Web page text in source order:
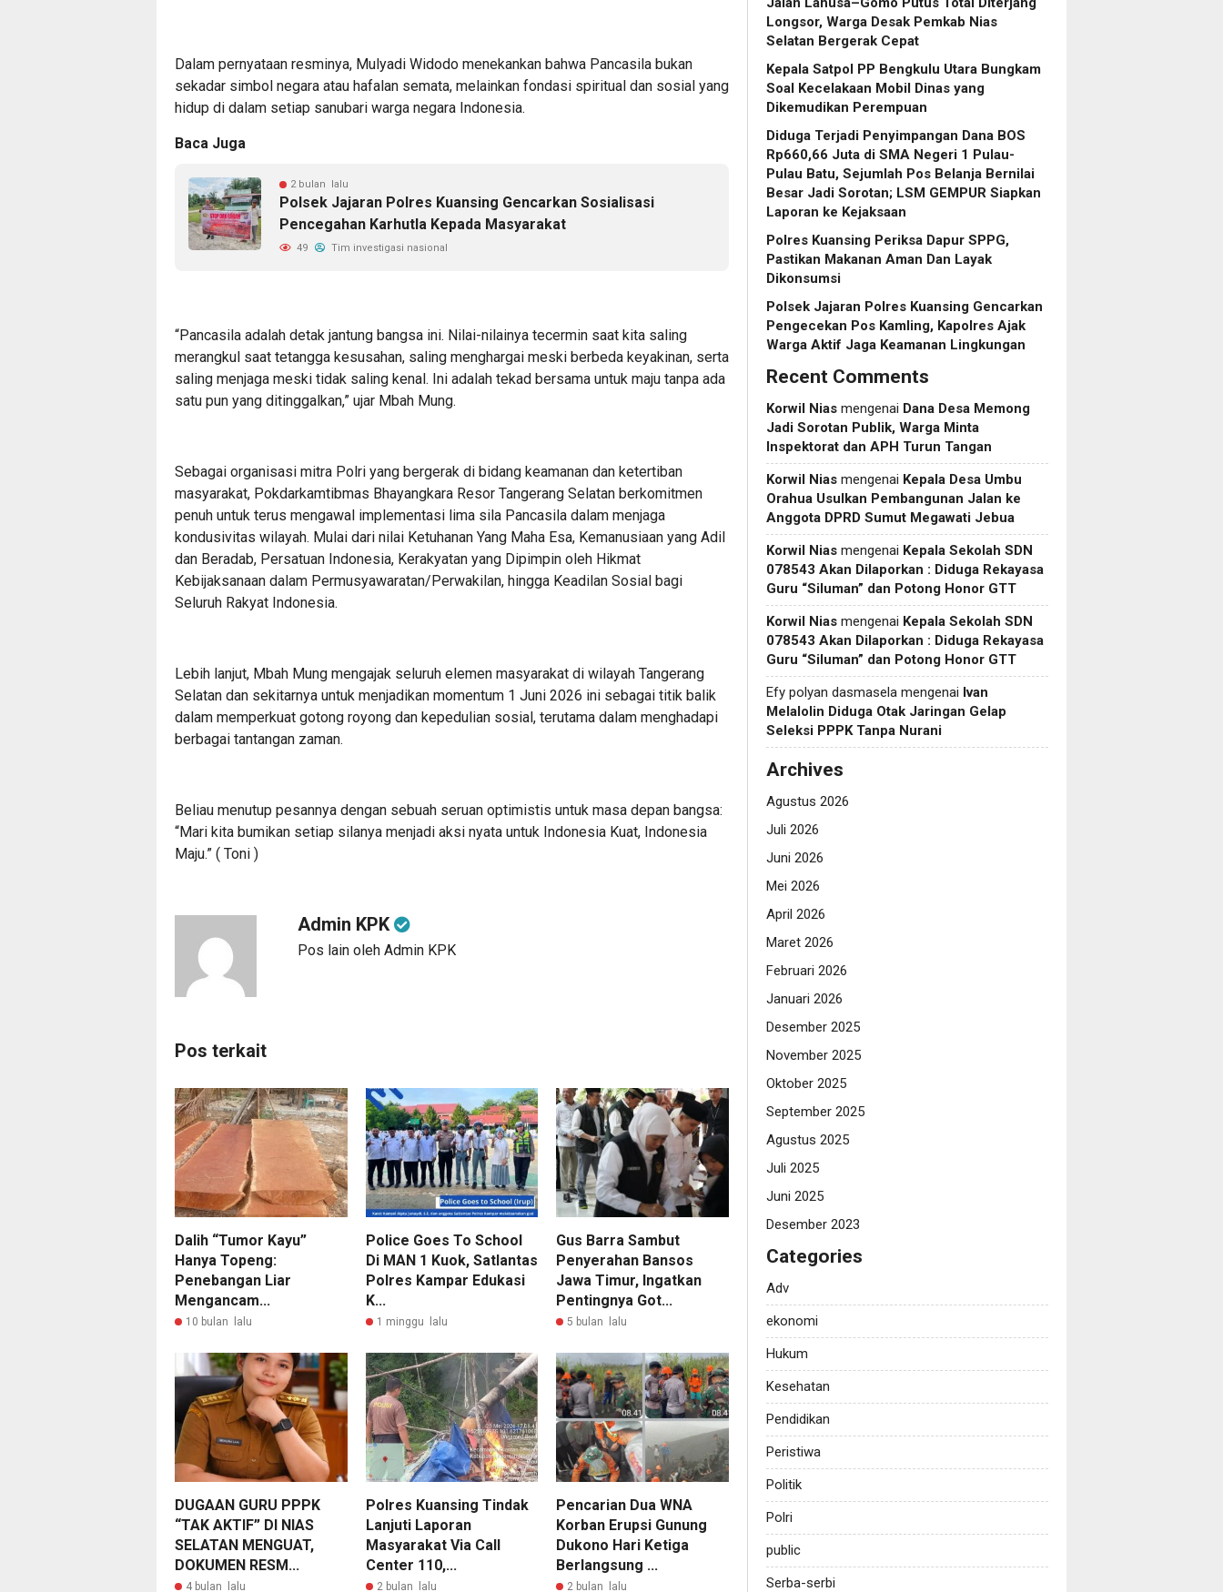
Dalam pernyataan resminya, Mulyadi Widodo menekankan bahwa Pancasila bukan
sekadar simbol negara atau hafalan semata, melainkan fondasi spiritual dan sosial yang
hidup di dalam setiap sanubari warga negara Indonesia.
Baca Juga
2 bulan lalu
Polsek Jajaran Polres Kuansing Gencarkan Sosialisasi
Pencegahan Karhutla Kepada Masyarakat
49 Tim investigasi nasional
“Pancasila adalah detak jantung bangsa ini. Nilai-nilainya tecermin saat kita saling
merangkul saat tetangga kesusahan, saling menghargai meski berbeda keyakinan, serta
saling menjaga meski tidak saling kenal. Ini adalah tekad bersama untuk maju tanpa ada
satu pun yang ditinggalkan,” ujar Mbah Mung.
Sebagai organisasi mitra Polri yang bergerak di bidang keamanan dan ketertiban
masyarakat, Pokdarkamtibmas Bhayangkara Resor Tangerang Selatan berkomitmen
penuh untuk terus mengawal implementasi lima sila Pancasila dalam menjaga
kondusivitas wilayah. Mulai dari nilai Ketuhanan Yang Maha Esa, Kemanusiaan yang Adil
dan Beradab, Persatuan Indonesia, Kerakyatan yang Dipimpin oleh Hikmat
Kebijaksanaan dalam Permusyawaratan/Perwakilan, hingga Keadilan Sosial bagi
Seluruh Rakyat Indonesia.
Lebih lanjut, Mbah Mung mengajak seluruh elemen masyarakat di wilayah Tangerang
Selatan dan sekitarnya untuk menjadikan momentum 1 Juni 2026 ini sebagai titik balik
dalam memperkuat gotong royong dan kepedulian sosial, terutama dalam menghadapi
berbagai tantangan zaman.
Beliau menutup pesannya dengan sebuah seruan optimistis untuk masa depan bangsa:
“Mari kita bumikan setiap silanya menjadi aksi nyata untuk Indonesia Kuat, Indonesia
Maju.” ( Toni )
Admin KPK
Pos lain oleh Admin KPK
Pos terkait
Dalih “Tumor Kayu”
Hanya Topeng:
Penebangan Liar
Mengancam...
10 bulan lalu
Police Goes To School
Di MAN 1 Kuok, Satlantas
Polres Kampar Edukasi
K...
1 minggu lalu
Gus Barra Sambut
Penyerahan Bansos
Jawa Timur, Ingatkan
Pentingnya Got...
5 bulan lalu
DUGAAN GURU PPPK
“TAK AKTIF” DI NIAS
SELATAN MENGUAT,
DOKUMEN RESM...
4 bulan lalu
Polres Kuansing Tindak
Lanjuti Laporan
Masyarakat Via Call
Center 110,...
2 bulan lalu
Pencarian Dua WNA
Korban Erupsi Gunung
Dukono Hari Ketiga
Berlangsung ...
2 bulan lalu
Longsor, Warga Desak Pemkab Nias
Selatan Bergerak Cepat
Kepala Satpol PP Bengkulu Utara Bungkam
Soal Kecelakaan Mobil Dinas yang
Dikemudikan Perempuan
Diduga Terjadi Penyimpangan Dana BOS
Rp660,66 Juta di SMA Negeri 1 Pulau-
Pulau Batu, Sejumlah Pos Belanja Bernilai
Besar Jadi Sorotan; LSM GEMPUR Siapkan
Laporan ke Kejaksaan
Polres Kuansing Periksa Dapur SPPG,
Pastikan Makanan Aman Dan Layak
Dikonsumsi
Polsek Jajaran Polres Kuansing Gencarkan
Pengecekan Pos Kamling, Kapolres Ajak
Warga Aktif Jaga Keamanan Lingkungan
Recent Comments
Korwil Nias mengenai Dana Desa Memong
Jadi Sorotan Publik, Warga Minta
Inspektorat dan APH Turun Tangan
Korwil Nias mengenai Kepala Desa Umbu
Orahua Usulkan Pembangunan Jalan ke
Anggota DPRD Sumut Megawati Jebua
Korwil Nias mengenai Kepala Sekolah SDN
078543 Akan Dilaporkan : Diduga Rekayasa
Guru “Siluman” dan Potong Honor GTT
Korwil Nias mengenai Kepala Sekolah SDN
078543 Akan Dilaporkan : Diduga Rekayasa
Guru “Siluman” dan Potong Honor GTT
Efy polyan dasmasela mengenai Ivan
Melalolin Diduga Otak Jaringan Gelap
Seleksi PPPK Tanpa Nurani
Archives
Agustus 2026
Juli 2026
Juni 2026
Mei 2026
April 2026
Maret 2026
Februari 2026
Januari 2026
Desember 2025
November 2025
Oktober 2025
September 2025
Agustus 2025
Juli 2025
Juni 2025
Desember 2023
Categories
Adv
ekonomi
Hukum
Kesehatan
Pendidikan
Peristiwa
Politik
Polri
public
Serba-serbi